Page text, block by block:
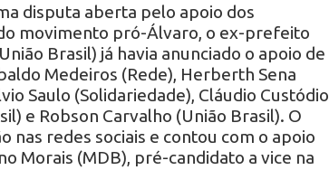
disputa aberta pelo apoio dos
movimento pró-Álvaro, o ex-prefeito
Brasil) já havia anunciado o apoio de
Medeiros (Rede), Herberth Sena
Saulo (Solidariedade), Cláudio Custódio
e Robson Carvalho (União Brasil). O
nas redes sociais e contou com o apoio
Morais (MDB), pré-candidato a vice na